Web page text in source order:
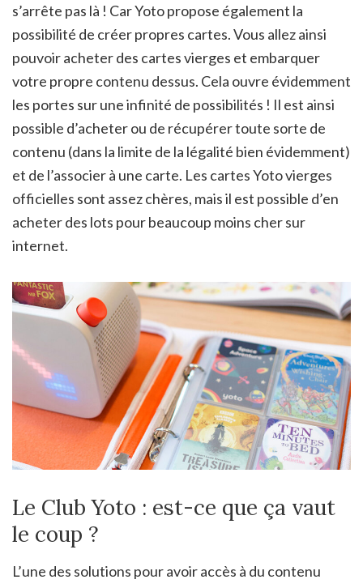
s’arrête pas là ! Car Yoto propose également la
possibilité de créer propres cartes. Vous allez ainsi
pouvoir acheter des cartes vierges et embarquer
votre propre contenu dessus. Cela ouvre évidemment
les portes sur une infinité de possibilités ! Il est ainsi
possible d’acheter ou de récupérer toute sorte de
contenu (dans la limite de la légalité bien évidemment)
et de l’associer à une carte. Les cartes Yoto vierges
officielles sont assez chères, mais il est possible d’en
acheter des lots pour beaucoup moins cher sur
internet.
Le Club Yoto : est-ce que ça vaut
le coup ?
L’une des solutions pour avoir accès à du contenu